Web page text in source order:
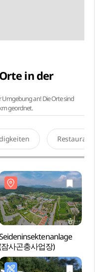
in der
Umgebung an! Die Orte sind
geordnet.
Restaurants
사곤충사업장)